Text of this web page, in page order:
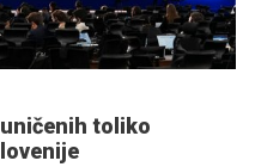
toliko